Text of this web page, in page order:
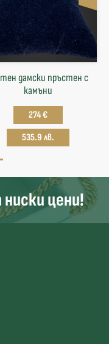
дамски пръстен с
камъни
274 €
535.9 лв.
ниски цени!